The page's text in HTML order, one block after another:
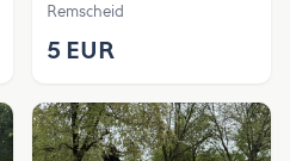
Remscheid
5 EUR